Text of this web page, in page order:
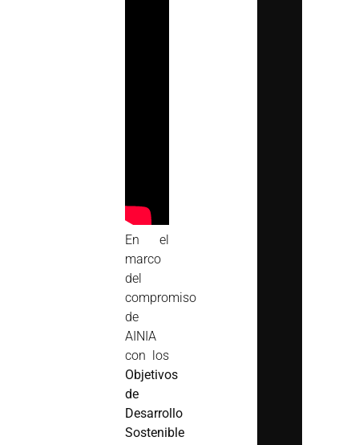
En el
marco
del
compromiso
de
AINIA
con los
Objetivos
de
Desarrollo
Sostenible